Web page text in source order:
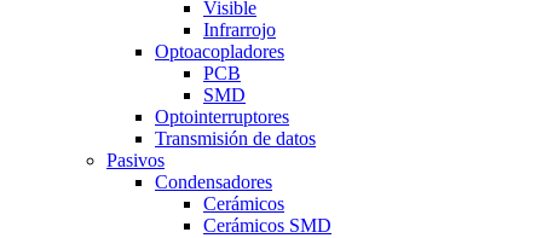
Visible
Infrarrojo
Optoacopladores
PCB
SMD
Optointerruptores
Transmisión de datos
Pasivos
Condensadores
Cerámicos
Cerámicos SMD